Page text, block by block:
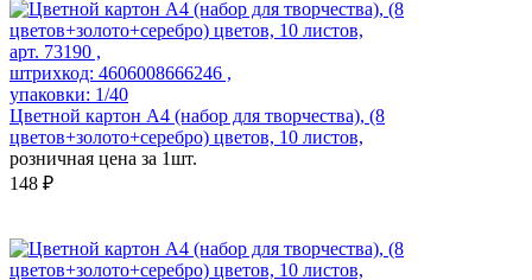
арт. 73190 ,
штрихкод: 4606008666246 ,
упаковки: 1/40
Цветной картон А4 (набор для творчества), (8
цветов+золото+серебро) цветов, 10 листов,
розничная цена за 1шт.
148 ₽